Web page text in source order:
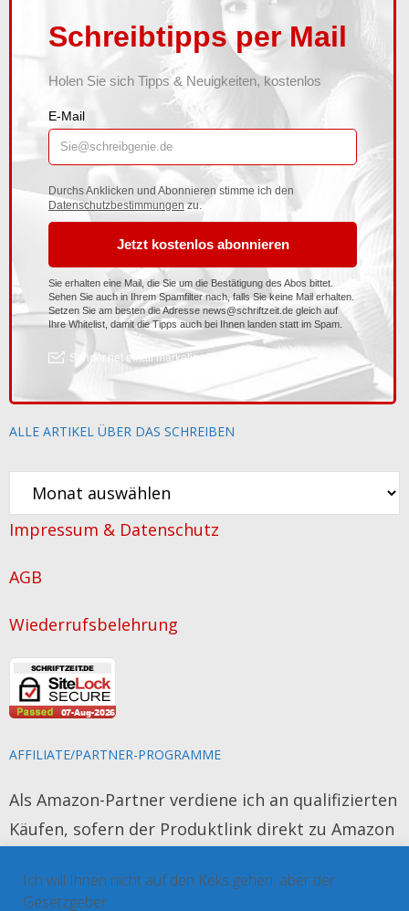
ALLE ARTIKEL ÜBER DAS SCHREIBEN
Alle
Artikel
über
Impressum & Datenschutz
AGB
Wiederrufsbelehrung
AFFILIATE/PARTNER-PROGRAMME
Als Amazon-Partner verdiene ich an qualifizierten
Käufen, sofern der Produktlink direkt zu Amazon
es werden keine persönlichen Daten erhoben.
Ich will Ihnen nicht auf den Keks gehen, aber der
Gesetzgeber ...